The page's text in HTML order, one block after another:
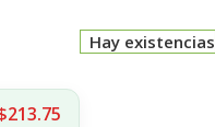
Hay existencias